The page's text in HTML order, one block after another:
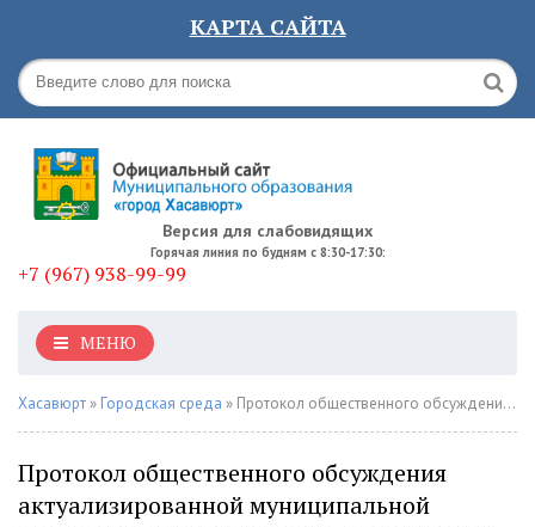
КАРТА САЙТА
Версия для слабовидящих
Горячая линия по будням с 8:30-17:30:
+7 (967) 938-99-99
МЕНЮ
Хасавюрт » Городская среда » Протокол общественного обсуждения актуализированной муниципальной программы "Формирование современной городской среды на 2019-2024 г.г."
Протокол общественного обсуждения
актуализированной муниципальной